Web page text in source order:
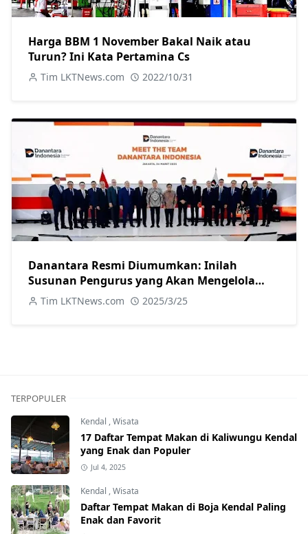
Harga BBM 1 November Bakal Naik atau
Turun? Ini Kata Pertamina Cs
Tim LKTNews.com 2022/10/31
Danantara Resmi Diumumkan: Inilah
Susunan Pengurus yang Akan Mengelola
Investasi Negara
Tim LKTNews.com 2025/3/25
TERPOPULER
Kendal ,Wisata
17 Daftar Tempat Makan di Kaliwungu Kendal
yang Enak dan Populer
Jul 4, 2025
Kendal ,Wisata
Daftar Tempat Makan di Boja Kendal Paling
Enak dan Favorit